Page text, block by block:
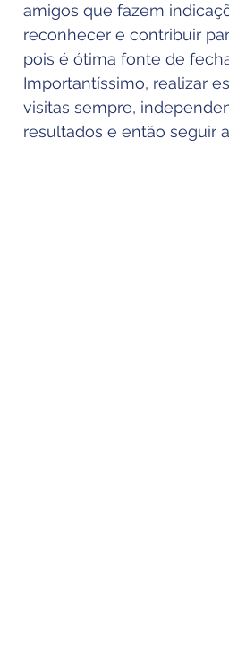
amigos que fazem
reconhecer e contribuir
pois é ótima fonte de
Importantíssimo, realizar
visitas sempre,
resultados e então seguir